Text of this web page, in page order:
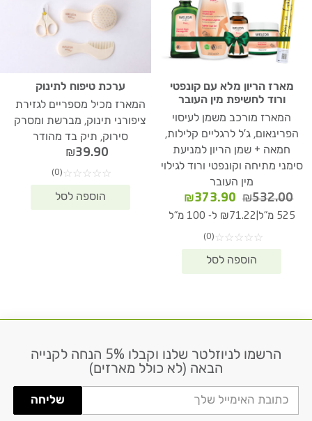
מארז הריון מלא עם קונפטי
ורוד לחשיפת מין העובר
המארז מורכב משמן לעיסוי
הפרינאום, ג'ל לרגליים קלילות,
חמאה + שמן הריון למניעת
סימני מתיחה וקונפטי ורוד לגילוי
מין העובר
₪532.00
המחיר
המקורי
₪532.00.
₪373.90
המחיר
הנוכחי
525 מ"ל ₪71.22 ל- 100 מ"ל
☆
☆
☆
☆
☆
(0)
ערכת טיפוח לתינוק
המארז מכיל מספריים לגזירת
ציפורני תינוק, מברשת ומסרק
סירוק, תיק בד מהודר
₪39.90
☆
☆
☆
☆
☆
(0)
הרשמו לניוזלטר שלנו וקבלו 5% הנחה לקנייה
הבאה (לא כולל מארזים)
דוא׳׳ל
שליחה